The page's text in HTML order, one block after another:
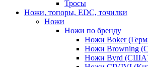
Тросы
Ножи, топоры, EDC, точилки
Ножи
Ножи по бренду
Ножи Boker
Ножи Browning
Ножи Byrd